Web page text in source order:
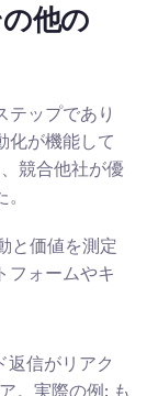
他の
テップであり
化が機能して
競合他社が優
と価値を測定
フォームやキ
返信がリアク
。実際の例: も